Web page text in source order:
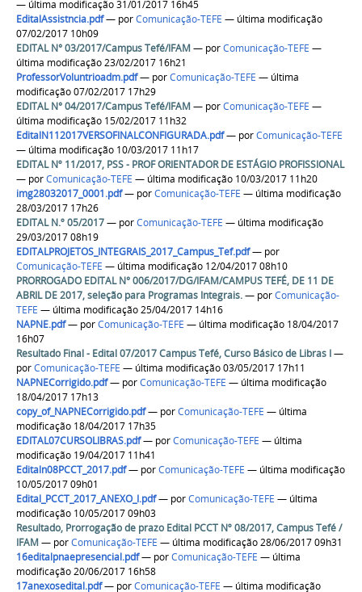
— última modificação 31/01/2017 16h45
EditalAssistncia.pdf— porComunicação-TEFE — última modificação
07/02/2017 10h09
EDITAL N° 03/2017/Campus Tefé/IFAM— porComunicação-TEFE —
última modificação 23/02/2017 16h21
ProfessorVoluntrioadm.pdf— porComunicação-TEFE — última
modificação 07/02/2017 17h29
EDITAL N° 04/2017/Campus Tefé/IFAM— porComunicação-TEFE —
última modificação 15/02/2017 11h32
EditalN112017VERSOFINALCONFIGURADA.pdf— porComunicação-TEFE
— última modificação 10/03/2017 11h17
EDITAL Nº 11/2017, PSS - PROF ORIENTADOR DE ESTÁGIO PROFISSIONAL
— porComunicação-TEFE — última modificação 10/03/2017 11h20
img28032017_0001.pdf— porComunicação-TEFE — última modificação
28/03/2017 17h26
EDITAL N.º 05/2017— porComunicação-TEFE — última modificação
29/03/2017 08h19
EDITALPROJETOS_INTEGRAIS_2017_Campus_Tef.pdf— por
Comunicação-TEFE — última modificação 12/04/2017 08h10
PRORROGADO EDITAL N° 006/2017/DG/IFAM/CAMPUS TEFÉ, DE 11 DE
ABRIL DE 2017, seleção para Programas Integrais.— porComunicação-
TEFE — última modificação 25/04/2017 14h16
NAPNE.pdf— porComunicação-TEFE — última modificação 18/04/2017
16h07
Resultado Final - Edital 07/2017 Campus Tefé, Curso Básico de Libras I—
porComunicação-TEFE — última modificação 03/05/2017 17h11
NAPNECorrigido.pdf— porComunicação-TEFE — última modificação
18/04/2017 17h13
copy_of_NAPNECorrigido.pdf— porComunicação-TEFE — última
modificação 18/04/2017 17h35
EDITAL07CURSOLIBRAS.pdf— porComunicação-TEFE — última
modificação 19/04/2017 11h41
Editaln08PCCT_2017.pdf— porComunicação-TEFE — última modificação
10/05/2017 09h01
Edital_PCCT_2017_ANEXO_I.pdf— porComunicação-TEFE — última
modificação 10/05/2017 09h03
Resultado, Prorrogação de prazo Edital PCCT Nº 08/2017, Campus Tefé /
IFAM— porComunicação-TEFE — última modificação 28/06/2017 09h31
16editalpnaepresencial.pdf— porComunicação-TEFE — última
modificação 20/06/2017 16h58
17anexosedital.pdf— porComunicação-TEFE — última modificação